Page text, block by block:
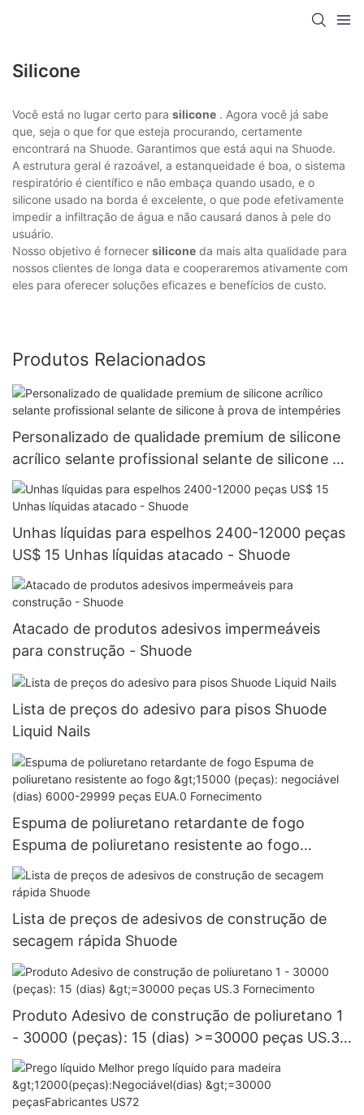
Silicone
Você está no lugar certo para silicone . Agora você já sabe
que, seja o que for que esteja procurando, certamente
encontrará na Shuode. Garantimos que está aqui na Shuode.
A estrutura geral é razoável, a estanqueidade é boa, o sistema
respiratório é científico e não embaça quando usado, e o
silicone usado na borda é excelente, o que pode efetivamente
impedir a infiltração de água e não causará danos à pele do
usuário.
Nosso objetivo é fornecer silicone da mais alta qualidade para
nossos clientes de longa data e cooperaremos ativamente com
eles para oferecer soluções eficazes e benefícios de custo.
Produtos Relacionados
Personalizado de qualidade premium de silicone
acrílico selante profissional selante de silicone à
prova de intempéries
Unhas líquidas para espelhos 2400-12000 peças
US$ 15 Unhas líquidas atacado - Shuode
Atacado de produtos adesivos impermeáveis ​​
para construção - Shuode
Lista de preços do adesivo para pisos Shuode
Liquid Nails
Espuma de poliuretano retardante de fogo
Espuma de poliuretano resistente ao fogo
>15000 (peças): negociável (dias) 6000-29999
peças EUA.0 Fornecimento
Lista de preços de adesivos de construção de
secagem rápida Shuode
Produto Adesivo de construção de poliuretano 1
- 30000 (peças): 15 (dias) >=30000 peças US.3
Fornecimento